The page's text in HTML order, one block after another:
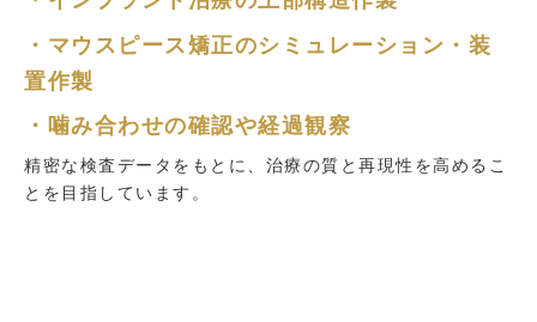
・マウスピース矯正のシミュレーション・装
置作製
・噛み合わせの確認や経過観察
精密な検査データをもとに、治療の質と再現性を高めるこ
とを目指しています。